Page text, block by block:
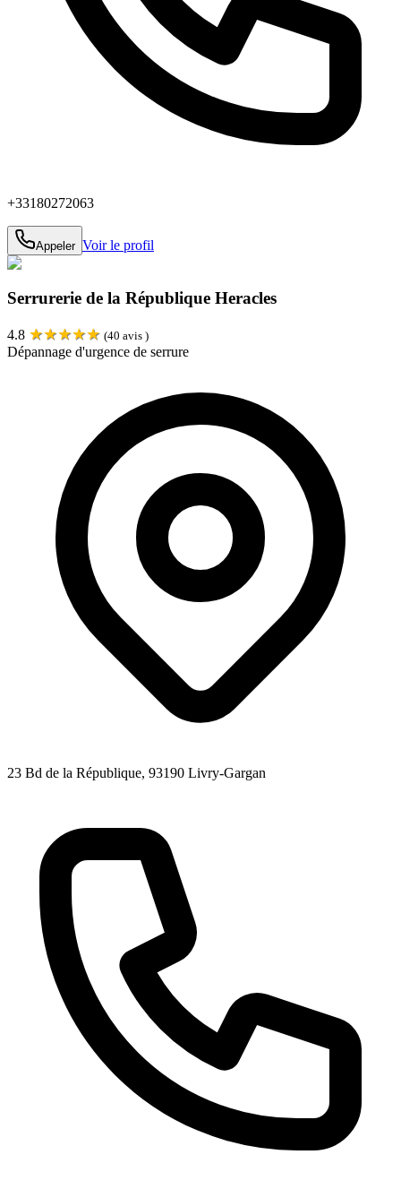
+33180272063
Appeler Voir le profil
Serrurerie de la République Heracles
4.8 ★★★★★ (40 avis )
Dépannage d'urgence de serrure
23 Bd de la République, 93190 Livry-Gargan